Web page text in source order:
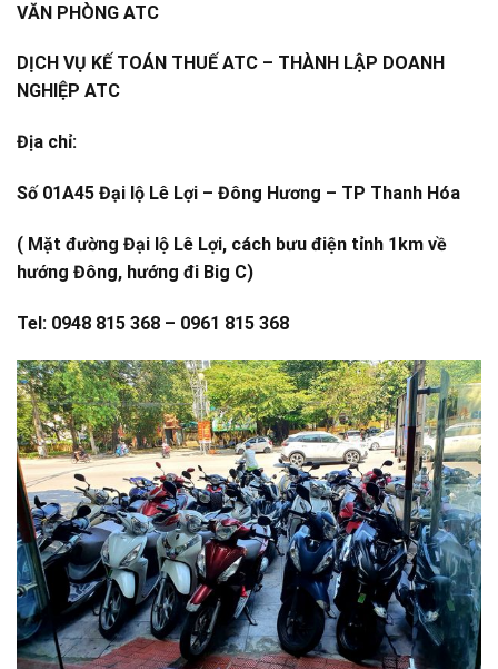
VĂN PHÒNG ATC
DỊCH VỤ KẾ TOÁN THUẾ ATC – THÀNH LẬP DOANH
NGHIỆP ATC
Địa chỉ:
Số 01A45 Đại lộ Lê Lợi – Đông Hương – TP Thanh Hóa
( Mặt đường Đại lộ Lê Lợi, cách bưu điện tỉnh 1km về
hướng Đông, hướng đi Big C)
Tel: 0948 815 368 – 0961 815 368